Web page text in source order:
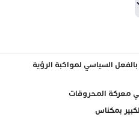
السياسي لمواكبة الرؤية
معركة المحروقات